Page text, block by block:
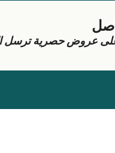
عروض حصرية ترسل